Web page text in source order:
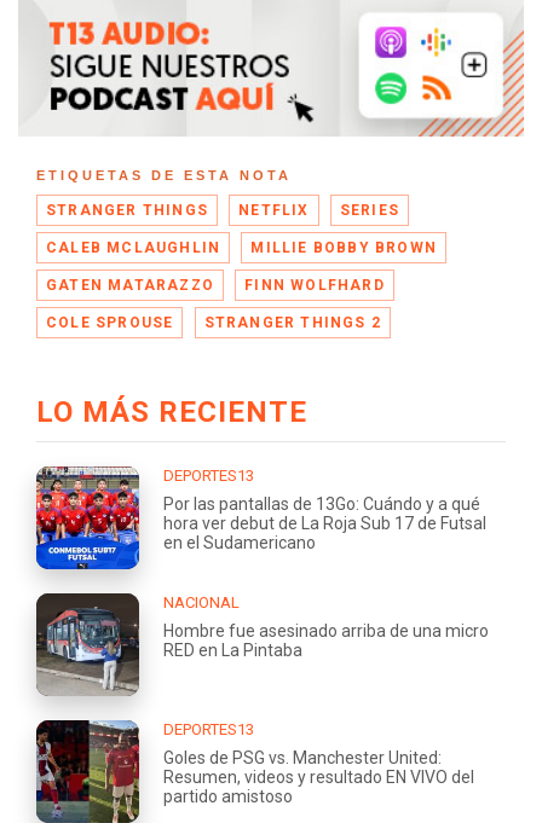
ETIQUETAS DE ESTA NOTA
STRANGER THINGS NETFLIX SERIES
CALEB MCLAUGHLIN MILLIE BOBBY BROWN
GATEN MATARAZZO FINN WOLFHARD
COLE SPROUSE STRANGER THINGS 2
LO MÁS RECIENTE
DEPORTES13
Por las pantallas de 13Go: Cuándo y a qué
hora ver debut de La Roja Sub 17 de Futsal
en el Sudamericano
NACIONAL
Hombre fue asesinado arriba de una micro
RED en La Pintaba
DEPORTES13
Goles de PSG vs. Manchester United:
Resumen, videos y resultado EN VIVO del
partido amistoso